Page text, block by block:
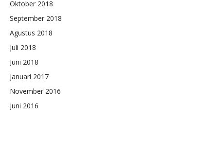
Oktober 2018
September 2018
Agustus 2018
Juli 2018
Juni 2018
Januari 2017
November 2016
Juni 2016